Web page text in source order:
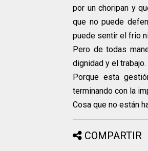
por un choripan y
que no puede
puede sentir el frio
Pero de todas
dignidad y el trabajo.
Porque esta
terminando con la
Cosa que no están
COMPARTIR